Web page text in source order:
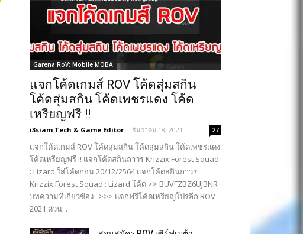
Garena RoV: Mobile MOBA
แจกโค้ดเกมส์ ROV โค้ดสุ่มสกิน
โค้ดสุ่มสกิน โค้ดเพชรแดง โค้ด
เหรียญฟรี !!
i3siam Tech & Game Editor - ธันวาคม 18, 2021 27
แจกโค้ดเกมส์ ROV โค้ดสุ่มสกิน โค้ดสุ่มสกิน โค้ดเพชรแดง
โค้ดเหรียญฟรี !! แจกโค้ดสกินถาวร Krizzix Forest Squad
: Lizard ใส่โค้ดก่อน 20/12/2564 แจกโค้ดสกินถาวร
Krizzix Forest Squad : Lizard โค้ด >> BUVFZBZ6UJBNR
บทความที่เกี่ยวข้อง >>> แจกฟรีโค้ดเหรียญโปรลีก ROV
2021 ด่วน...